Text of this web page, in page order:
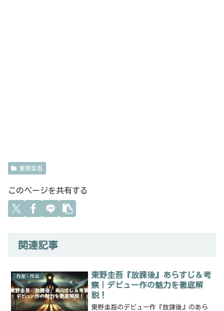
東野圭吾
このページを共有する
関連記事
作家・作品
東野圭吾『放課後』あらすじ＆考
察｜デビュー作の魅力を徹底解
説！
東野圭吾のデビュー作『放課後』のあら